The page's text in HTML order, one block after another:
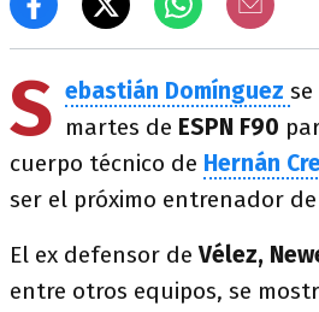
S ebastián Domínguez
martes de ESPN F90
cuerpo técnico de Hernán
ser el próximo entrenador de
El ex defensor deVélez,
entre otros equipos, se